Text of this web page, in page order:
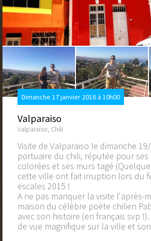
Dimanche 17 janvier 2016 à 10h00
Valparaiso
Valparaíso, Chili
Visite de Valparaiso le dimanche
portuaire du chili, réputée pour
colorées et ses murs tagé
cette ville ont fait irruption lors du
escales 2015 !
A ne pas manquer la visite l'après-
maison du célèbre poète chilien
avec son histoire (en français svp
de vue magnifique sur la ville et